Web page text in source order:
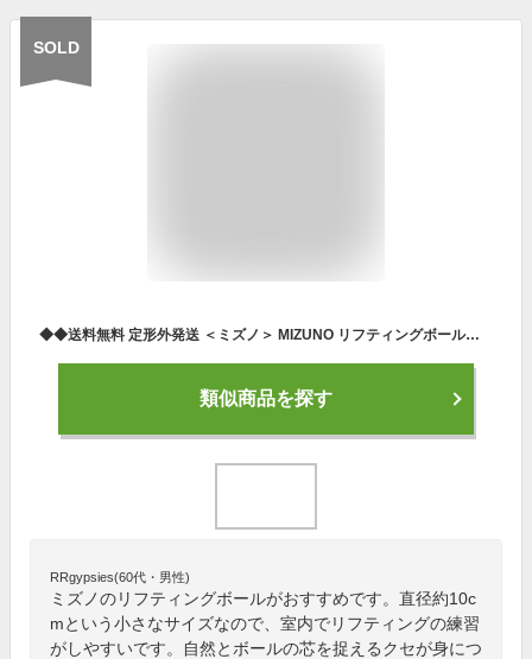
SOLD
◆◆送料無料 定形外発送 ＜ミズノ＞ MIZUNO リフティングボール（STEP 2）径 約10cm サッカー トレーニング P3JBA042
類似商品を探す
RRgypsies(60代・男性)
ミズノのリフティングボールがおすすめです。直径約10c
mという小さなサイズなので、室内でリフティングの練習
がしやすいです。自然とボールの芯を捉えるクセが身につ